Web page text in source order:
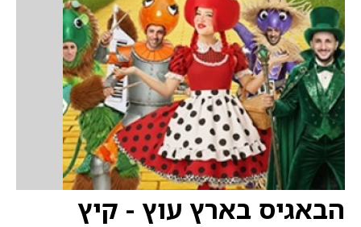
הבאגיס בארץ עוץ - קיץ